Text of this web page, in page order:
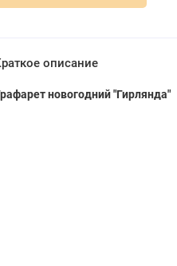
описание
новогодний"Гирлянда"